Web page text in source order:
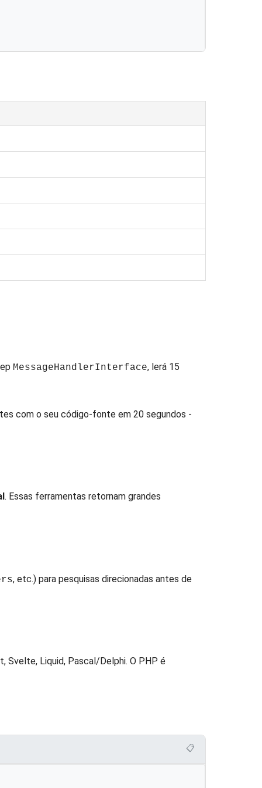
MessageHandlerInterface, lerá 15
com o seu código-fonte em 20 segundos -
. Essas ferramentas retornam grandes
, etc.) para pesquisas direcionadas antes de
Svelte, Liquid, Pascal/Delphi. O PHP é
📋